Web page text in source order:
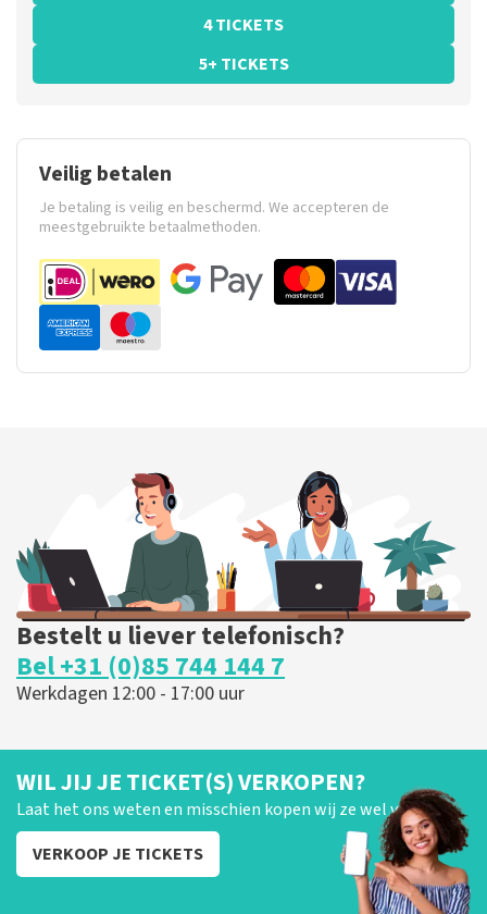
4 TICKETS
5+ TICKETS
Veilig betalen
Je betaling is veilig en beschermd. We accepteren de
meestgebruikte betaalmethoden.
Bestelt u liever telefonisch?
Bel +31 (0)85 744 144 7
Werkdagen 12:00 - 17:00 uur
WIL JIJ JE TICKET(S) VERKOPEN?
Laat het ons weten en misschien kopen wij ze wel van je!
VERKOOP JE TICKETS